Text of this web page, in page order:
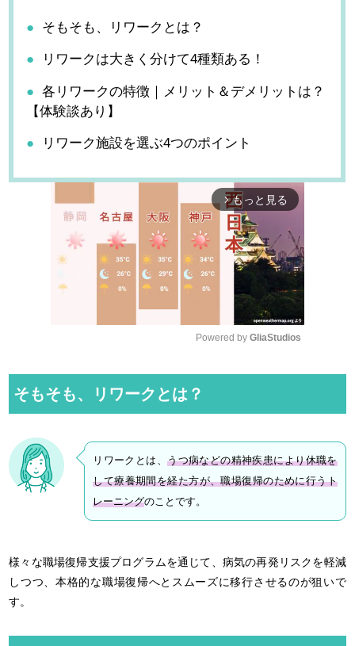
そもそも、リワークとは？
リワークは大きく分けて4種類ある！
各リワークの特徴｜メリット＆デメリットは？
【体験談あり】
リワーク施設を選ぶ4つのポイント
arrow_forward_ios もっと見る
e
Powered by GliaStudios
そもそも、リワークとは？
リワークとは、うつ病などの精神疾患により休職を
して療養期間を経た方が、職場復帰のために行うト
レーニングのことです。
様々な職場復帰支援プログラムを通じて、病気の再発リスクを軽減
しつつ、本格的な職場復帰へとスムーズに移行させるのが狙いで
す。